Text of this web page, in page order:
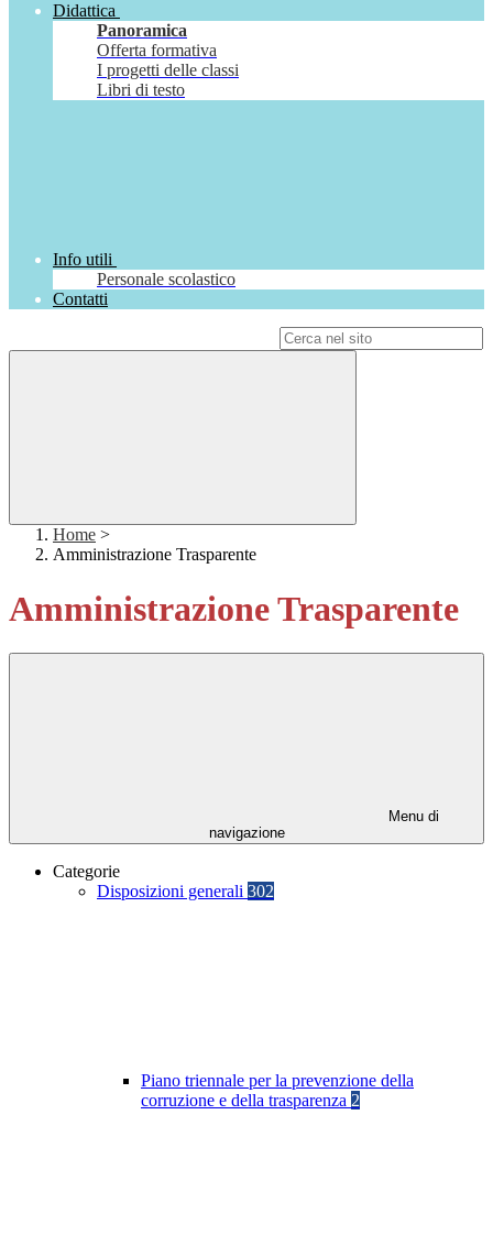
Didattica
Panoramica
Offerta formativa
I progetti delle classi
Libri di testo
Info utili
Personale scolastico
Contatti
Home >
Amministrazione Trasparente
Amministrazione Trasparente
Menu di
navigazione
Categorie
Disposizioni generali 302
Piano triennale per la prevenzione della
corruzione e della trasparenza 2